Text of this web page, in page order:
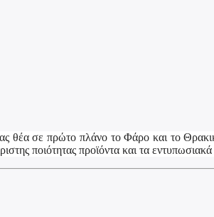
θέα σε πρώτο πλάνο το Φάρο και το
ποιότητας προϊόντα και τα